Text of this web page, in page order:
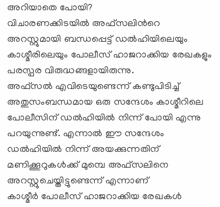
അറിയാതെ പോയി?
വിചാരണക്കിടയില്‍ അഫ്സലിന്‍റെ
അറസ്റ്റുമായി ബന്ധപ്പെട്ട് ഡല്‍ഹിയിലെയും
കാശ്മീരിലെയും പോലീസ് ഹാജറാക്കിയ രേഖകളും
പരസ്പര വിരുദ്ധങ്ങളായിരുന്നു.
അഫ്സല്‍ എവിടെയുണ്ടെന്ന് കണ്ടുപിടിച്ച്
അതുസംബന്ധമായ ഒരു സന്ദേശം കാശ്മീറിലെ
പോലീസിന് ഡല്‍ഹിയില്‍ നിന്ന് പോയി എന്നു
പറയുന്നുണ്ട്. എന്നാല്‍ ഈ സന്ദേശം
ഡല്‍ഹിയില്‍ നിന്ന് അയക്കുന്നതിന്
മണിക്കൂറുകള്‍ക്ക് മുമ്പെ അഫ്സലിനെ
അറസ്റ്റുചെയ്തിട്ടുണ്ടെന്ന് എന്നാണ്
കാശ്മീര്‍ പോലീസ് ഹാജറാക്കിയ രേഖകള്‍